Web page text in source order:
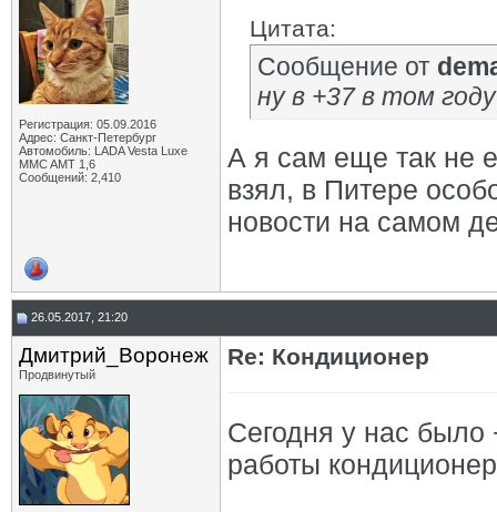
Регистрация: 05.09.2016
Адрес: Санкт-Петербург
Автомобиль: LADA Vesta Luxe
MMC AMT 1,6
Сообщений: 2,410
Цитата:
Сообщение от
ну в +37 в том
А я сам еще так не
взял, в Питере
новости на самом
26.05.2017, 21:20
Дмитрий_Воронеж
Продвинутый
Re: Кондиционер
Сегодня у нас
работы